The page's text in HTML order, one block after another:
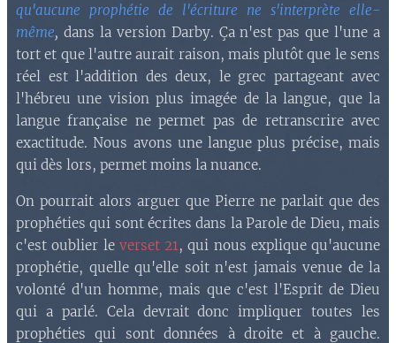
qu'aucune prophétie de l'écriture ne s'interprète elle-
même, dans la version Darby. Ça n'est pas que l'une a
tort et que l'autre aurait raison, mais plutôt que le sens
réel est l'addition des deux, le grec partageant avec
l'hébreu une vision plus imagée de la langue, que la
langue française ne permet pas de retranscrire avec
exactitude. Nous avons une langue plus précise, mais
qui dès lors, permet moins la nuance.
On pourrait alors arguer que Pierre ne parlait que des
prophéties qui sont écrites dans la Parole de Dieu, mais
c'est oublier le verset 21 , qui nous explique qu'aucune
prophétie, quelle qu'elle soit n'est jamais venue de la
volonté d'un homme, mais que c'est l'Esprit de Dieu
qui a parlé. Cela devrait donc impliquer toutes les
prophéties qui sont données à droite et à gauche.